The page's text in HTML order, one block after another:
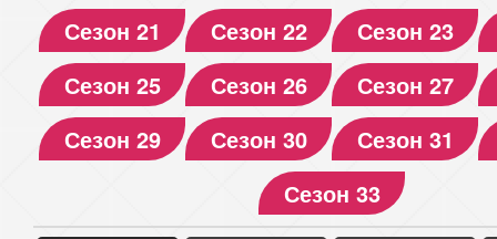
Сезон 21
Сезон 22
Сезон 23
Сезон 25
Сезон 26
Сезон 27
Сезон 29
Сезон 30
Сезон 31
Сезон 33